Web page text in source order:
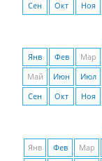
Сен
Окт Ноя
Янв Фев Мар
Май
Июн Июл
Сен
Окт Ноя
Янв Фев Мар